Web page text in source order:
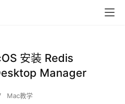
安装 Redis
Manager
Mac教学